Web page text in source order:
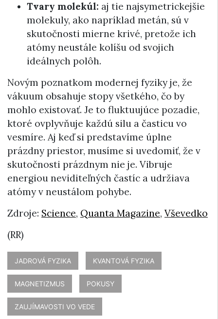
Tvary molekúl: aj tie najsymetrickejšie
molekuly, ako napríklad metán, sú v
skutočnosti mierne krivé, pretože ich
atómy neustále kolíšu od svojich
ideálnych polôh.
Novým poznatkom modernej fyziky je, že
vákuum obsahuje stopy všetkého, čo by
mohlo existovať. Je to fluktuujúce pozadie,
ktoré ovplyvňuje každú silu a časticu vo
vesmíre. Aj keď si predstavíme úplne
prázdny priestor, musíme si uvedomiť, že v
skutočnosti prázdnym nie je. Vibruje
energiou neviditeľných častíc a udržiava
atómy v neustálom pohybe.
Zdroje: Science, Quanta Magazine, Vševedko
(RR)
JADROVÁ FYZIKA KVANTOVÁ FYZIKA
MAGNETIZMUS POKUSY
ZAUJÍMAVOSTI VO VEDE